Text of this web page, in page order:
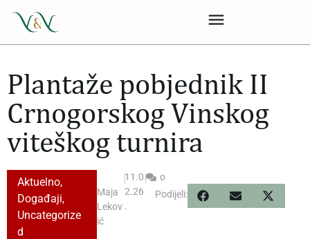
Plantaže pobjednik II
Crnogorskog Vinskog
viteškog turnira
Aktuelno,
Događaji,
Uncategorize
d
Maja
Lekov
ić
|11.0
2.26
.
|
o
Podijeli: